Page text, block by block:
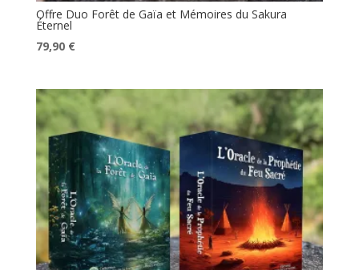
Offre Duo Forêt de Gaïa et Mémoires du Sakura
Éternel
Le
était :
89,60 €.
79,90 €Le
est :
79,90 €.